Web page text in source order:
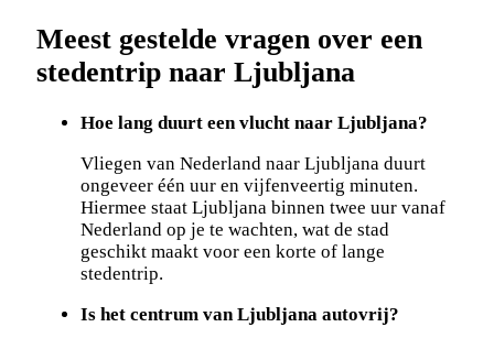
Meest gestelde vragen over een
stedentrip naar Ljubljana
Hoe lang duurt een vlucht naar Ljubljana?
Vliegen van Nederland naar Ljubljana duurt
ongeveer één uur en vijfenveertig minuten.
Hiermee staat Ljubljana binnen twee uur vanaf
Nederland op je te wachten, wat de stad
geschikt maakt voor een korte of lange
stedentrip.
Is het centrum van Ljubljana autovrij?